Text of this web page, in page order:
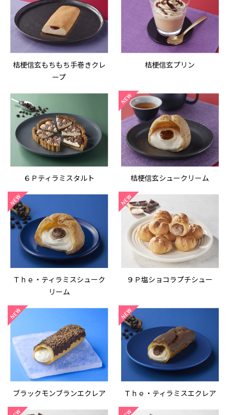
桔梗信玄もちもち手巻きクレ
ープ
桔梗信玄プリン
６Ｐティラミスタルト 桔梗信玄シュークリーム
Ｔｈｅ・ティラミスシューク
リーム
９Ｐ塩ショコラプチシュー
ブラックモンブランエクレア Ｔｈｅ・ティラミスエクレア